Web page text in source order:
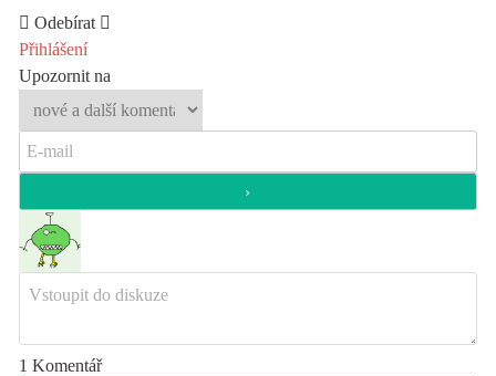
Odebírat
Přihlášení
Upozornit na
1 Komentář